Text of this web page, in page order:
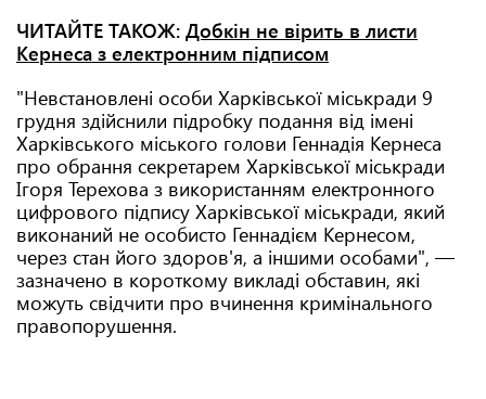
ЧИТАЙТЕ ТАКОЖ: Добкін не вірить в листи
Кернеса з електронним підписом
"Невстановлені особи Харківської міськради 9
грудня здійснили підробку подання від імені
Харківського міського голови Геннадія Кернеса
про обрання секретарем Харківської міськради
Ігоря Терехова з використанням електронного
цифрового підпису Харківської міськради, який
виконаний не особисто Геннадієм Кернесом,
через стан його здоров'я, а іншими особами", —
зазначено в короткому викладі обставин, які
можуть свідчити про вчинення кримінального
правопорушення.